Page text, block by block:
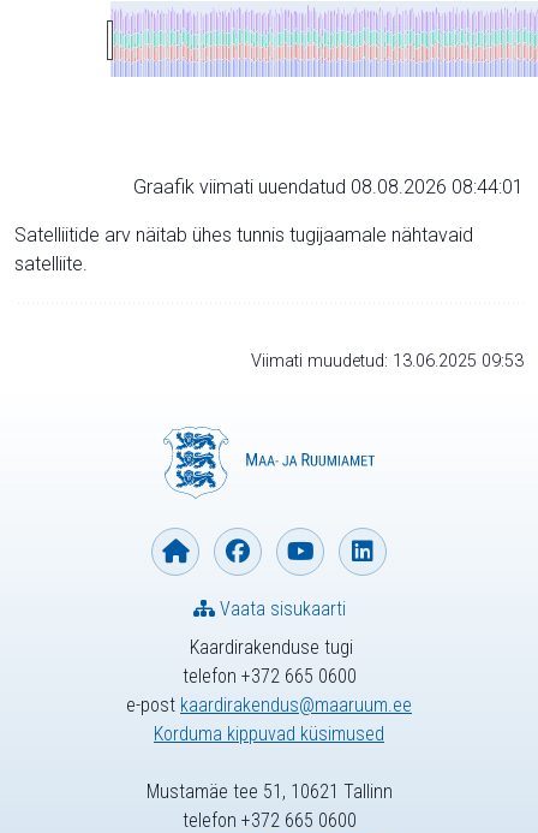
Graafik viimati uuendatud 08.08.2026 08:44:01
Satelliitide arv näitab ühes tunnis tugijaamale nähtavaid
satelliite.
Viimati muudetud: 13.06.2025 09:53
Kaardirakenduse tugi
telefon +372 665 0600
e-post kaardirakendus@maaruum.ee
Korduma kippuvad küsimused
Vaata sisukaarti
Mustamäe tee 51, 10621 Tallinn
telefon +372 665 0600